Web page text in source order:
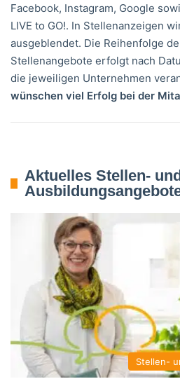
Facebook, Instagram, Google
LIVE to GO!. In Stellenanzeigen
ausgeblendet. Die Reihenfolge
Stellenangebote erfolgt nach
die jeweiligen Unternehmen
wünschen viel Erfolg bei der
Aktuelles Stellen-
Stellen-